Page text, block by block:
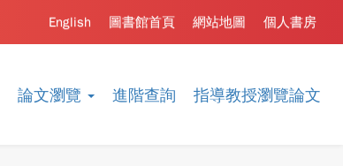
論文瀏覽 進階查詢 指導教授瀏覽論文
個人書房
網站地圖
圖書館首頁
English